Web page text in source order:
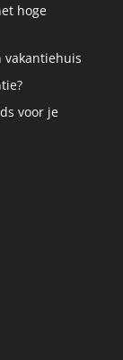
hoge
vakantiehuis
voor je